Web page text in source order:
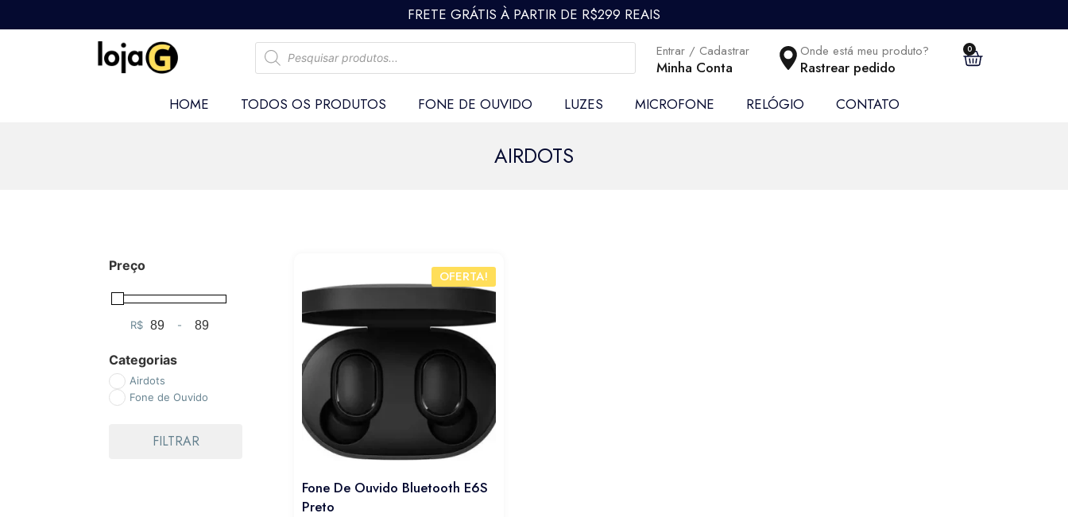
FRETE GRÁTIS À PARTIR DE R$299 REAIS
Entrar / Cadastrar
Minha Conta
Onde está meu produto?
Rastrear pedido
0
HOME TODOS OS PRODUTOS FONE DE OUVIDO LUZES MICROFONE RELÓGIO CONTATO
AIRDOTS
Preço
R$ Minimum Price
-Maximum Price
Categorias
Airdots
Fone de Ouvido
FILTRAR
OFERTA!
Fone De Ouvido Bluetooth E6S
Preto